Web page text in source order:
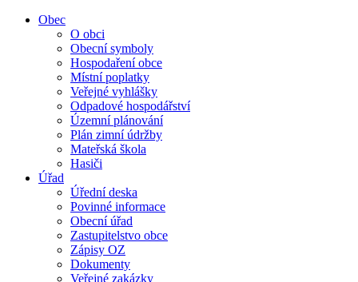
Obec
O obci
Obecní symboly
Hospodaření obce
Místní poplatky
Veřejné vyhlášky
Odpadové hospodářství
Územní plánování
Plán zimní údržby
Mateřská škola
Hasiči
Úřad
Úřední deska
Povinné informace
Obecní úřad
Zastupitelstvo obce
Zápisy OZ
Dokumenty
Veřejné zakázky